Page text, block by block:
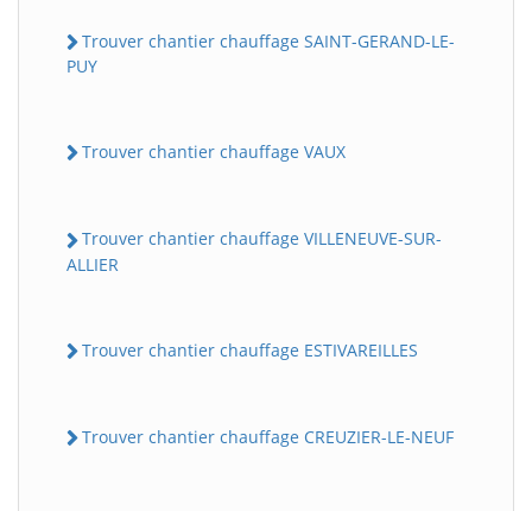
Trouver chantier chauffage SAINT-GERAND-LE-
PUY
Trouver chantier chauffage VAUX
Trouver chantier chauffage VILLENEUVE-SUR-
ALLIER
Trouver chantier chauffage ESTIVAREILLES
Trouver chantier chauffage CREUZIER-LE-NEUF